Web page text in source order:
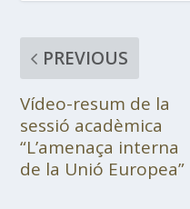
PREVIOUS
Vídeo-resum de la
sessió acadèmica
“L’amenaça interna
de la Unió Europea”